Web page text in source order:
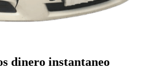
dinero instantaneo